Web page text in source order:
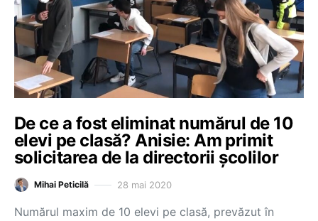
De ce a fost eliminat numărul de 10
elevi pe clasă? Anisie: Am primit
solicitarea de la directorii școlilor
Mihai Peticilă 28 mai 2020
Numărul maxim de 10 elevi pe clasă, prevăzut în